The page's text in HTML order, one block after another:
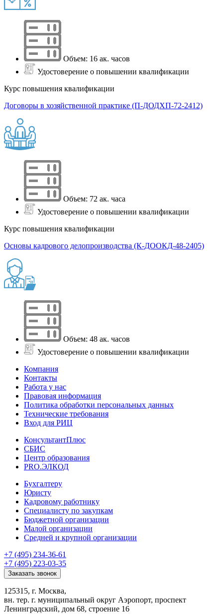
Объем: 16 ак. часов
Удостоверение о повышении квалификации
Курс повышения квалификации
Договоры в хозяйственной практике (П-ДОДХП-72-2412)
Объем: 72 ак. часа
Удостоверение о повышении квалификации
Курс повышения квалификации
Основы кадрового делопроизводства (К-ДООКД-48-2405)
Объем: 48 ак. часов
Удостоверение о повышении квалификации
Компания
Контакты
Работа у нас
Правовая информация
Политика обработки персональных данных
Технические требования
Вход для РИЦ
КонсультантПлюс
СБИС
Центр образования
PRO.ЭЛКОД
Бухгалтеру
Юристу
Кадровому работнику
Специалисту по закупкам
Бюджетной организации
Малой организации
Средней и крупной организации
+7 (495) 234-36-61
+7 (495) 223-03-35
Заказать звонок
125315, г. Москва,
вн. тер. г. муниципальный округ Аэропорт, проспект
Ленинградский, дом 68, строение 16